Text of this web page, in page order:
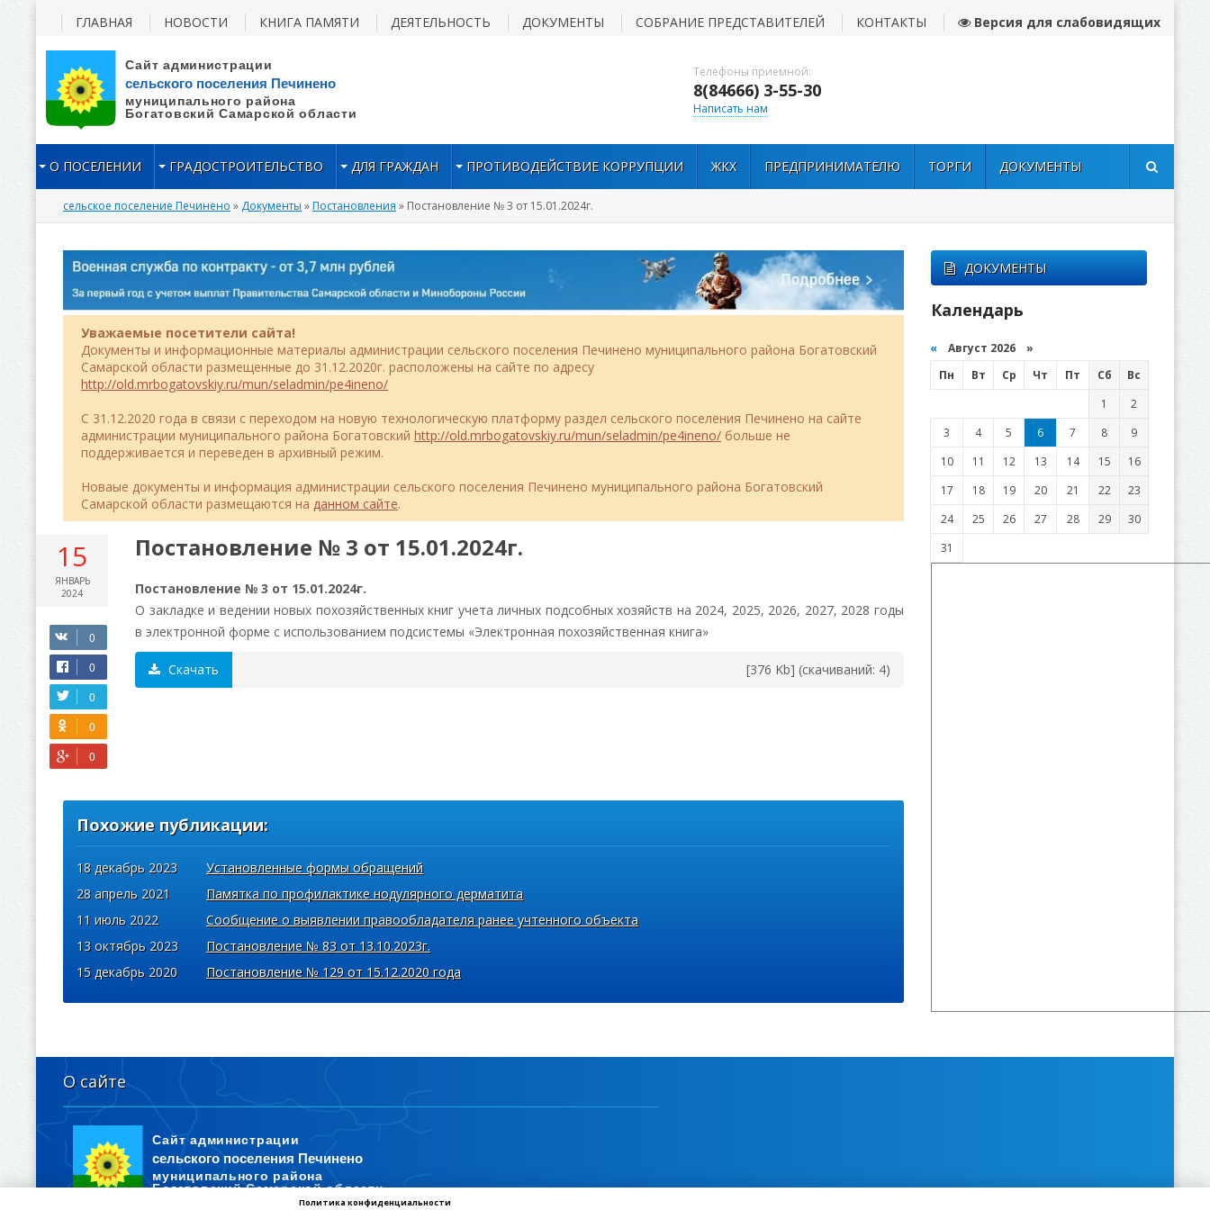
Телефоны приемной:
8(84666) 3-55-30
Написать нам
ГЛАВНАЯ НОВОСТИ КНИГА ПАМЯТИ ДЕЯТЕЛЬНОСТЬ ДОКУМЕНТЫ СОБРАНИЕ ПРЕДСТАВИТЕЛЕЙ КОНТАКТЫ Версия для слабовидящих
О ПОСЕЛЕНИИ ГРАДОСТРОИТЕЛЬСТВО ДЛЯ ГРАЖДАН ПРОТИВОДЕЙСТВИЕ КОРРУПЦИИ ЖКХ ПРЕДПРИНИМАТЕЛЮ ТОРГИ ДОКУМЕНТЫ
сельское поселение Печинено » Документы »Постановления » Постановление № 3 от 15.01.2024г.
Уважаемые посетители сайта!
Документы и информационные материалы администрации сельского поселения Печинено муниципального района Богатовский
Самарской области размещенные до 31.12.2020г. расположены на сайте по адресу
http://old.mrbogatovskiy.ru/mun/seladmin/pe4ineno/
C 31.12.2020 года в связи с переходом на новую технологическую платформу раздел сельского поселения Печинено на сайте
администрации муниципального района Богатовский http://old.mrbogatovskiy.ru/mun/seladmin/pe4ineno/ больше не
поддерживается и переведен в архивный режим.
Новаые документы и информация администрации сельского поселения Печинено муниципального района Богатовский
Самарской области размещаются на данном сайте.
15
ЯНВАРЬ
2024
Постановление № 3 от 15.01.2024г.
Постановление № 3 от 15.01.2024г.
О закладке и ведении новых похозяйственных книг учета личных подсобных хозяйств на 2024, 2025, 2026, 2027, 2028 годы
в электронной форме с использованием подсистемы «Электронная похозяйственная книга»
Скачать [376 Kb] (cкачиваний: 4)
Похожие публикации:
18 декабрь 2023
Установленные формы обращений
28 апрель 2021
Памятка по профилактике нодулярного дерматита
11 июль 2022
Сообщение о выявлении правообладателя ранее учтенного объекта
13 октябрь 2023
Постановление № 83 от 13.10.2023г.
15 декабрь 2020
Постановление № 129 от 15.12.2020 года
ДОКУМЕНТЫ
Календарь
« Август 2026 »
Пн
Вт Ср Чт Пт Сб
Вс
1
2
3
4 5 6 7 8
9
10
11 12 13 14 15
16
17
18 19 20 21 22
23
24
25 26 27 28 29
30
31
О сайте
Политика конфиденциальности